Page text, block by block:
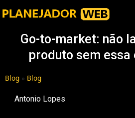
Go-to-market: não
produto sem
Blog » Blog
Antonio Lopes